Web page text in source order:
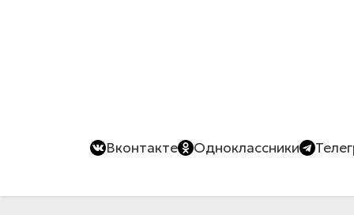
Вконтакте Одноклассники